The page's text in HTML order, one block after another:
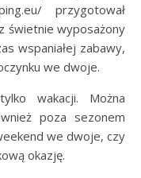
przygotował
świetnie wyposażony
wspaniałej zabawy,
we dwoje.
wakacji. Można
poza sezonem
we dwoje, czy
okazję.